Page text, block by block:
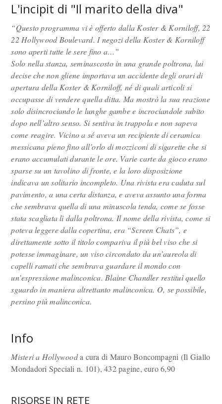
L'incipit di "Il marito della diva"
“Questo programma vi è offerto dalla Koster & Korniloff, 22
22 Hollywood Boulevard. I negozi della Koster & Korniloff
sono aperti tutte le sere fino a…”
Solo nella stanza, seminascosto in una grande poltrona, lui
decise che non gliene importava un accidente degli orari di
apertura della Koster & Korniloff, né di quali articoli si
occupasse di vendere quella ditta. Ma mostrò la sua reazione
solo disincrociando le lunghe gambe e incrociandole subito
dopo nell’altro senso. Si sentiva in trappola e non sapeva
come reagire. Vicino a sé aveva un recipiente di ceramica
messicana pieno fino all’orlo di mozziconi di sigarette che si
erano accumulati durante le ore. Varie carte da gioco erano
sparse su un tavolino di fronte, e la loro disposizione
indicava un solitario incompleto. Una rivista era caduta sul
pavimento, a una certa distanza, e aveva assunto una forma
che sembrava quella di una minuscola tenda, come se fosse
stata scagliata lì dalla poltrona. Il nome della rivista, come si
poteva leggere dalla copertina, era “Screen Chats”, e
direttamente sotto il titolo compariva il più bel viso che si
potesse immaginare, un viso circondato da un’aureola di
capelli ramati che sembrava guardare il mondo con
un’espressione malinconica. Blaine Chandler restituì quello
sguardo in maniera altrettanto malinconica. O, se possibile,
persino più malinconica.
Info
Misteri a Hollywooda cura di Mauro Boncompagni (Il Giallo
Mondadori Speciali n. 101), 432 pagine, euro 6,90
RISORSE IN RETE